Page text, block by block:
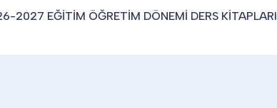
2027 EĞİTİM ÖĞRETİM DÖNEMİ DERS KİTAPLARI